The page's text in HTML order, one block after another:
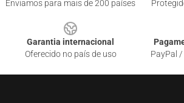
Enviamos para mais de 200 países
Garantia internacional
Oferecido no país de uso
PayPal